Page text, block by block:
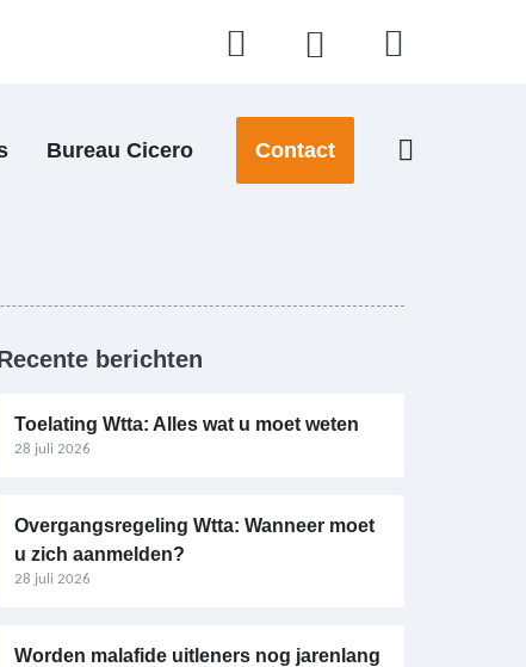
Bureau Cicero Contact
berichten
Toelating Wtta: Alles wat u moet weten
28 juli 2026
Overgangsregeling Wtta: Wanneer moet
u zich aanmelden?
28 juli 2026
Worden malafide uitleners nog jarenlang